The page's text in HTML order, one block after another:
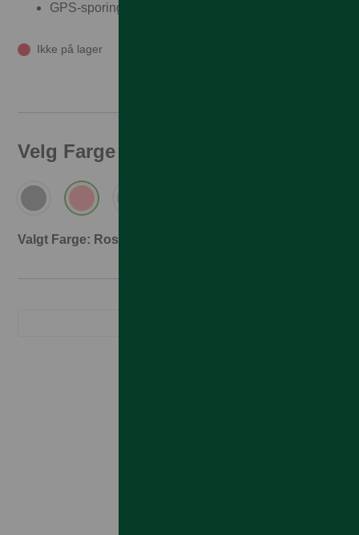
GPS-sporing i sanntid
Ikke på lager
Velg Farge
Valgt Farge: Rosa